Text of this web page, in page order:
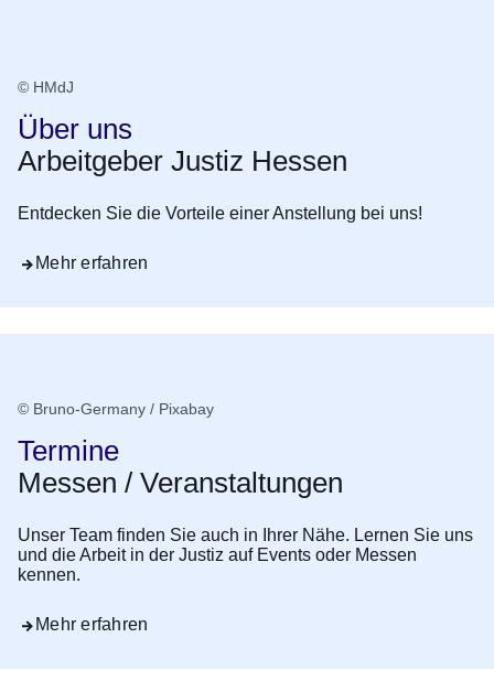
© HMdJ
Über uns
Arbeitgeber Justiz Hessen
Entdecken Sie die Vorteile einer Anstellung bei uns!
Mehr erfahren
© Bruno-Germany / Pixabay
Termine
Messen / Veranstaltungen
Unser Team finden Sie auch in Ihrer Nähe. Lernen Sie uns
und die Arbeit in der Justiz auf Events oder Messen
kennen.
Mehr erfahren